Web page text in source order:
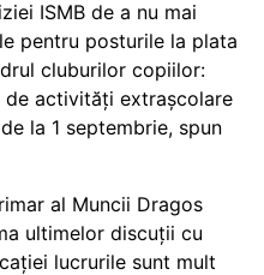
ISMB de a nu mai
pentru posturile la plata
cluburilor copiilor:
de activități extrașcolare
la 1 septembrie, spun
al Muncii Dragos
ultimelor discuții cu
lucrurile sunt mult